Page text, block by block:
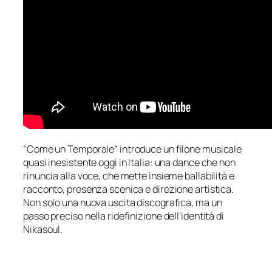
“Come un Temporale” introduce un filone musicale
quasi inesistente oggi in Italia: una dance che non
rinuncia alla voce, che mette insieme ballabilità e
racconto, presenza scenica e direzione artistica.
Non solo una nuova uscita discografica, ma un
passo preciso nella ridefinizione dell’identità di
Nikasoul.